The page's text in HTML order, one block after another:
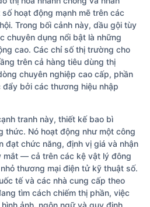
hoạt động mạnh mẽ trên các
Trong bối cảnh này, dầu gội tùy
chuyên dụng nổi bật là những
cao. Các chỉ số thị trường cho
trên cả hàng tiêu dùng thị
chuyên nghiệp cao cấp, phần
bởi các thương hiệu nhập
tranh này, thiết kế bao bì
thức. Nó hoạt động như một công
đạt chức năng, định vị giá và nhận
mắt — cả trên các kệ vật lý đông
thương mại điện tử kỹ thuật số.
tế và các nhà cung cấp theo
tìm cách chiếm thị phần, việc
ảnh, ngôn ngữ và quy định